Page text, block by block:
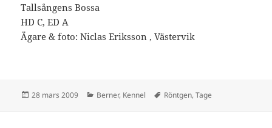
Tallsångens Bossa
HD C, ED A
Ägare & foto: Niclas Eriksson , Västervik
Postat
28 mars 2009 Kategorier
Berner, Kennel Taggar
Röntgen,Tage